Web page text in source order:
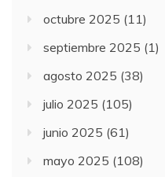
octubre 2025 (11)
septiembre 2025 (1)
agosto 2025 (38)
julio 2025 (105)
junio 2025 (61)
mayo 2025 (108)